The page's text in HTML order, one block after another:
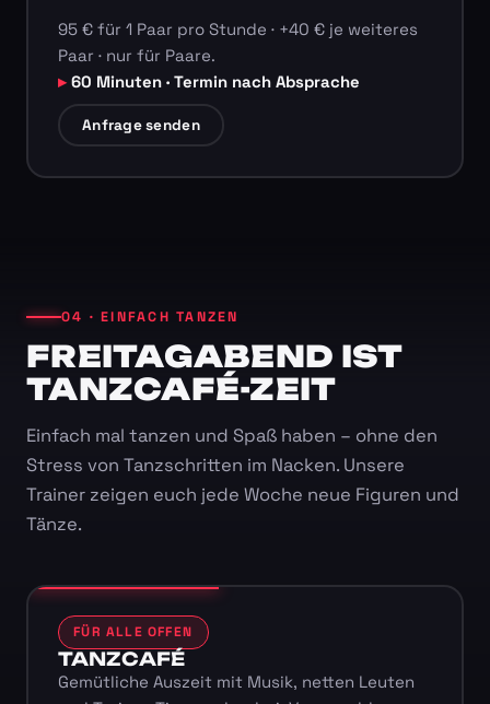
95 € für 1 Paar pro Stunde · +40 € je weiteres
Paar · nur für Paare.
60 Minuten · Termin nach Absprache
Anfrage senden
04 · EINFACH TANZEN
FREITAGABEND IST
TANZCAFÉ-ZEIT
Einfach mal tanzen und Spaß haben – ohne den
Stress von Tanzschritten im Nacken. Unsere
Trainer zeigen euch jede Woche neue Figuren und
Tänze.
FÜR ALLE OFFEN
TANZCAFÉ
Gemütliche Auszeit mit Musik, netten Leuten